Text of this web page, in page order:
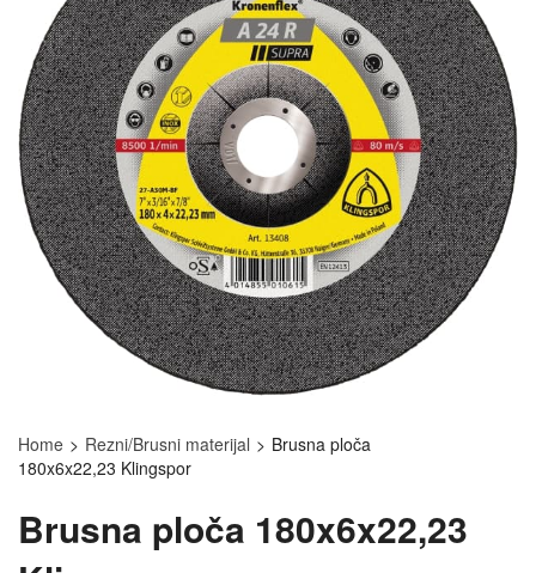
Home > Rezni/Brusni materijal > Brusna ploča
180x6x22,23 Klingspor
Brusna ploča 180x6x22,23